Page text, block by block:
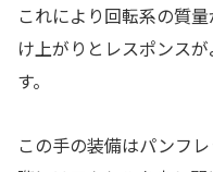
これにより回転系の質
け上がりとレスポンス
す。
この手の装備はパンフ